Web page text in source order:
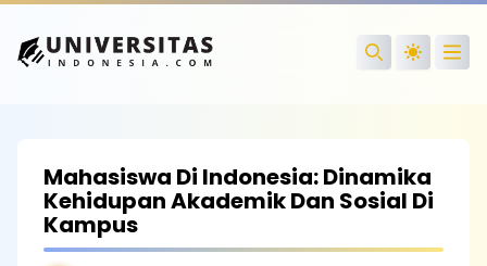
Search
Mahasiswa Di Indonesia: Dinamika
Kehidupan Akademik Dan Sosial Di
Kampus